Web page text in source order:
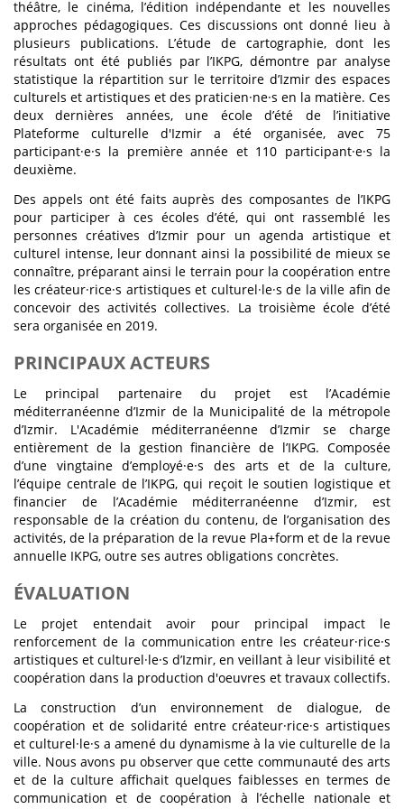
théâtre, le cinéma, l’édition indépendante et les nouvelles
approches pédagogiques. Ces discussions ont donné lieu à
plusieurs publications. L’étude de cartographie, dont les
résultats ont été publiés par l’IKPG, démontre par analyse
statistique la répartition sur le territoire d’Izmir des espaces
culturels et artistiques et des praticien·ne·s en la matière. Ces
deux dernières années, une école d’été de l’initiative
Plateforme culturelle d'Izmir a été organisée, avec 75
participant·e·s la première année et 110 participant·e·s la
deuxième.
Des appels ont été faits auprès des composantes de l’IKPG
pour participer à ces écoles d’été, qui ont rassemblé les
personnes créatives d’Izmir pour un agenda artistique et
culturel intense, leur donnant ainsi la possibilité de mieux se
connaître, préparant ainsi le terrain pour la coopération entre
les créateur·rice·s artistiques et culturel·le·s de la ville afin de
concevoir des activités collectives. La troisième école d’été
sera organisée en 2019.
PRINCIPAUX ACTEURS
Le principal partenaire du projet est l’Académie
méditerranéenne d’Izmir de la Municipalité de la métropole
d’Izmir. L'Académie méditerranéenne d’Izmir se charge
entièrement de la gestion financière de l’IKPG. Composée
d’une vingtaine d’employé·e·s des arts et de la culture,
l’équipe centrale de l’IKPG, qui reçoit le soutien logistique et
financier de l’Académie méditerranéenne d’Izmir, est
responsable de la création du contenu, de l’organisation des
activités, de la préparation de la revue Pla+form et de la revue
annuelle IKPG, outre ses autres obligations concrètes.
ÉVALUATION
Le projet entendait avoir pour principal impact le
renforcement de la communication entre les créateur·rice·s
artistiques et culturel·le·s d’Izmir, en veillant à leur visibilité et
coopération dans la production d'oeuvres et travaux collectifs.
La construction d’un environnement de dialogue, de
coopération et de solidarité entre créateur·rice·s artistiques
et culturel·le·s a amené du dynamisme à la vie culturelle de la
ville. Nous avons pu observer que cette communauté des arts
et de la culture affichait quelques faiblesses en termes de
communication et de coopération à l’échelle nationale et